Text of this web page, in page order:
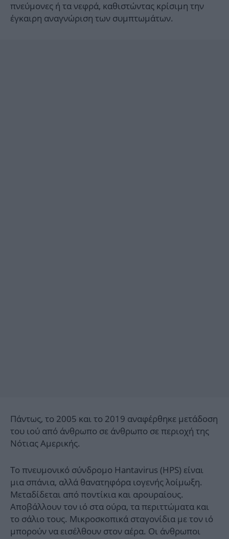
πνεύμονες ή τα νεφρά, καθιστώντας κρίσιμη την
έγκαιρη αναγνώριση των συμπτωμάτων.
Πάντως, το 2005 και το 2019 αναφέρθηκε μετάδοση
του ιού από άνθρωπο σε άνθρωπο σε περιοχή της
Νότιας Αμερικής.
Το πνευμονικό σύνδρομο Hantavirus (HPS) είναι
μια σπάνια, αλλά θανατηφόρα ιογενής λοίμωξη.
Μεταδίδεται από ποντίκια και αρουραίους.
Αποβάλλουν τον ιό στα ούρα, τα περιττώματα και
το σάλιο τους. Μικροσκοπικά σταγονίδια με τον ιό
μπορούν να εισέλθουν στον αέρα. Οι άνθρωποι